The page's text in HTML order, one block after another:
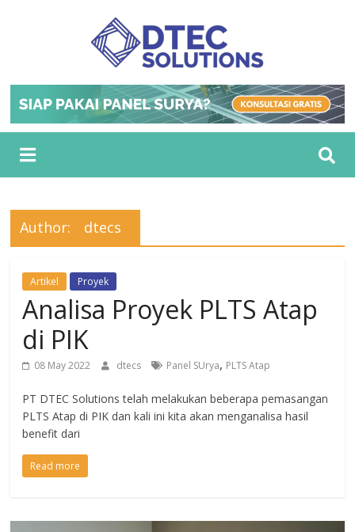
Author: dtecs
Artikel Proyek
Analisa Proyek PLTS Atap
di PIK
08 May 2022 dtecs Panel SUrya, PLTS Atap
PT DTEC Solutions telah melakukan beberapa pemasangan
PLTS Atap di PIK dan kali ini kita akan menganalisa hasil
benefit dari
Read more